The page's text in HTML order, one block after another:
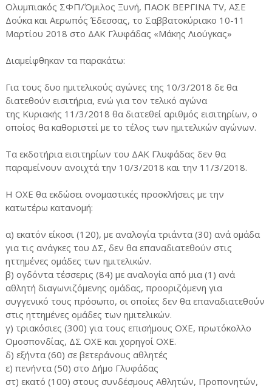
Ολυμπιακός ΣΦΠ/Όμιλος Ξυνή, ΠΑΟΚ ΒΕΡΓΙΝΑ TV, ΑΣΕ
Δούκα και Αερωπός Έδεσσας, το Σαββατοκύριακο 10-11
Μαρτίου 2018 στο ΔΑΚ Γλυφάδας «Μάκης Λιούγκας»
Διαμείφθηκαν τα παρακάτω:
Για τους δυο ημιτελικούς αγώνες της 10/3/2018 δε θα
διατεθούν εισιτήρια, ενώ για τον τελικό αγώνα
της Κυριακής 11/3/2018 θα διατεθεί αριθμός εισιτηρίων, ο
οποίος θα καθοριστεί με το τέλος των ημιτελικών αγώνων.
Τα εκδοτήρια εισιτηρίων του ΔΑΚ Γλυφάδας δεν θα
παραμείνουν ανοιχτά την 10/3/2018 και την 11/3/2018.
Η ΟΧΕ θα εκδώσει ονομαστικές προσκλήσεις με την
κατωτέρω κατανομή:
α) εκατόν είκοσι (120), με αναλογία τριάντα (30) ανά ομάδα
για τις ανάγκες του ΔΣ, δεν θα επαναδιατεθούν στις
ηττημένες ομάδες των ημιτελικών.
β) ογδόντα τέσσερις (84) με αναλογία από μια (1) ανά
αθλητή διαγωνιζόμενης ομάδας, προοριζόμενη για
συγγενικό τους πρόσωπο, οι οποίες δεν θα επαναδιατεθούν
στις ηττημένες ομάδες των ημιτελικών.
γ) τριακόσιες (300) για τους επισήμους ΟΧΕ, πρωτόκολλο
Ομοσπονδίας, ΔΣ ΟΧΕ και χορηγοί ΟΧΕ.
δ) εξήντα (60) σε βετεράνους αθλητές
ε) πενήντα (50) στο Δήμο Γλυφάδας
στ) εκατό (100) στους συνδέσμους Αθλητών, Προπονητών,